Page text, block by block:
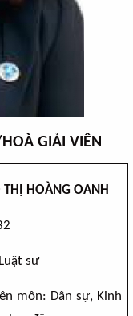
GIẢI VIÊN
THỊ HOÀNG OANH
Luật sư
môn: Dân sự, Kinh